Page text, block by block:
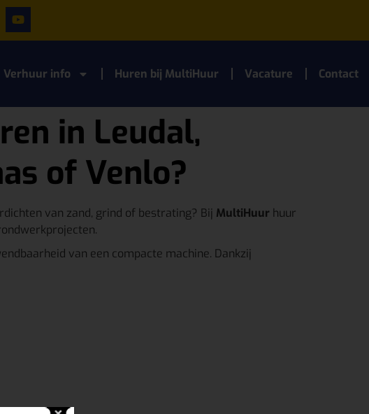
Verhuur info Huren bij MultiHuur Vacature Contact
in Leudal,
of Venlo?
van zand, grind of bestrating? Bij MultiHuur huur
van een compacte machine. Dankzij